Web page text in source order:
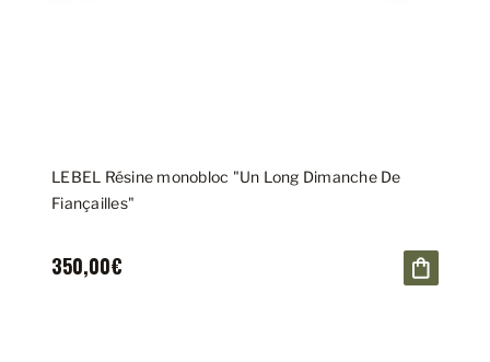
LEBEL Résine monobloc "Un Long Dimanche De
Fiançailles"
350,00€